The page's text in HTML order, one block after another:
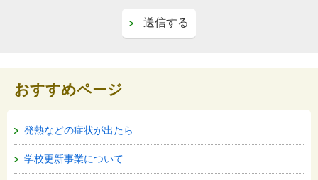
おすすめページ
発熱などの症状が出たら
学校更新事業について